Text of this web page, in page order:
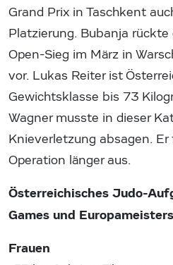
Grand Prix in Taschkent
Platzierung. Bubanja
Open-Sieg im März in
vor. Lukas Reiter ist
Gewichtsklasse bis 73
Wagner musste in dieser
Knieverletzung absagen.
Operation länger aus.
Österreichisches Judo-
Games und
Frauen